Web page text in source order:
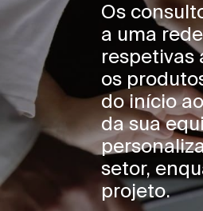
Os
a uma
respetivas
os
do início
da sua
setor,
projeto.